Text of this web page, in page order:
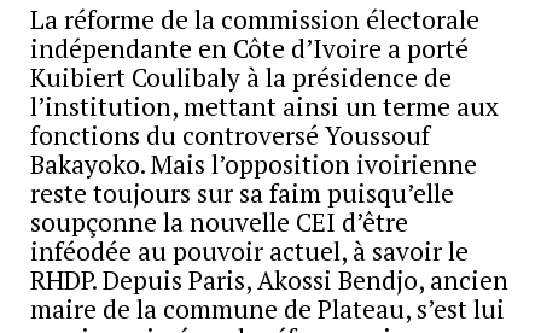
La réforme de la commission électorale
indépendante en Côte d’Ivoire a porté
Kuibiert Coulibaly à la présidence de
l’institution, mettant ainsi un terme aux
fonctions du controversé Youssouf
Bakayoko. Mais l’opposition ivoirienne
reste toujours sur sa faim puisqu’elle
soupçonne la nouvelle CEI d’être
inféodée au pouvoir actuel, à savoir le
RHDP. Depuis Paris, Akossi Bendjo, ancien
maire de la commune de Plateau, s’est lui